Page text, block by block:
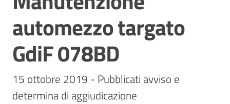
Stazioni
appaltanti
Contatti
automezzo targato
GdiF 078BD
15 ottobre 2019 - Pubblicati avviso e
determina di aggiudicazione